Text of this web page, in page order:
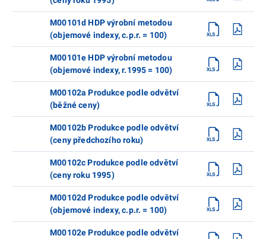
M00101d HDP výrobní metodou
(objemové indexy, c.p.r. = 100)
M00101e HDP výrobní metodou
(objemové indexy, r.1995 = 100)
M00102a Produkce podle odvětví
(běžné ceny)
M00102b Produkce podle odvětví
(ceny předchozího roku)
M00102c Produkce podle odvětví
(ceny roku 1995)
M00102d Produkce podle odvětví
(objemové indexy, c.p.r. = 100)
M00102e Produkce podle odvětví